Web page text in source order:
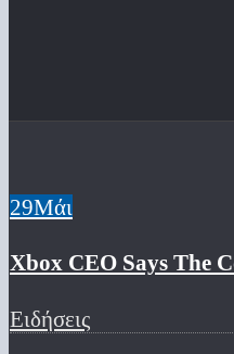
29Μάι
Xbox CEO Says The
Ειδήσεις